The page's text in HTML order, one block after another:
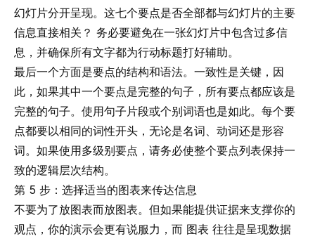
幻灯片分开呈现。这七个要点是否全部都与幻灯片的主要
信息直接相关？ 务必要避免在一张幻灯片中包含过多信
息，并确保所有文字都为行动标题打好辅助。
最后一个方面是要点的结构和语法。一致性是关键，因
此，如果其中一个要点是完整的句子，所有要点都应该是
完整的句子。使用句子片段或个别词语也是如此。每个要
点都要以相同的词性开头，无论是名词、动词还是形容
词。如果使用多级别要点，请务必使整个要点列表保持一
致的逻辑层次结构。
第 5 步：选择适当的图表来传达信息
不要为了放图表而放图表。但如果能提供证据来支撑你的
观点，你的演示会更有说服力，而 图表 往往是呈现数据